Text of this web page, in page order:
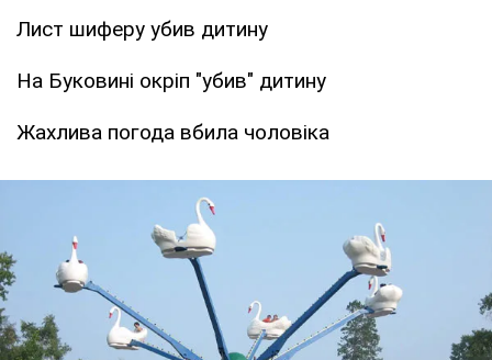
Лист шиферу убив дитину
На Буковині окріп "убив" дитину
Жахлива погода вбила чоловіка